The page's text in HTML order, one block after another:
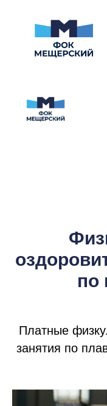
по
Платные
занятия по